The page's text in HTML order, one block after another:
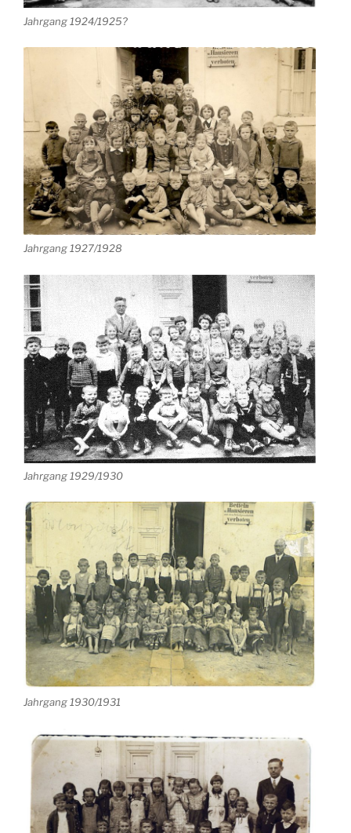
Jahrgang 1924/1925?
Jahrgang 1927/1928
Jahrgang 1929/1930
Jahrgang 1930/1931